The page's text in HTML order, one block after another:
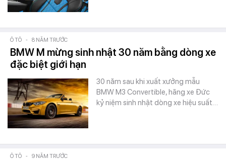
Ô TÔ - 8 NĂM TRƯỚC
BMW M mừng sinh nhật 30 năm bằng dòng xe
đặc biệt giới hạn
30 năm sau khi xuất xưởng mẫu
BMW M3 Convertible, hãng xe Đức
kỷ niệm sinh nhật dòng xe hiệu suất…
Ô TÔ - 9 NĂM TRƯỚC